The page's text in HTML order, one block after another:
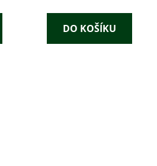
DO KOŠÍKU